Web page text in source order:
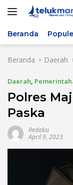
Beranda
Beranda Daerah
Daerah,
Polres
Paska
Redaksi
April 9, 2023